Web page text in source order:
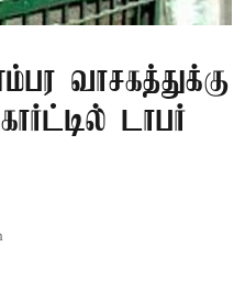
வாசகத்துக்கு
டாபர்